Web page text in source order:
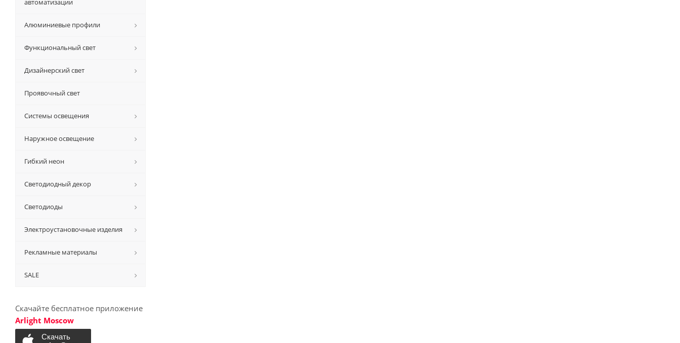
автоматизации
Алюминиевые профили
Функциональный свет
Дизайнерский свет
Проявочный свет
Системы освещения
Наружное освещение
Гибкий неон
Светодиодный декор
Светодиоды
Электроустановочные изделия
Рекламные материалы
SALE
Скачайте бесплатное приложение
Arlight Moscow